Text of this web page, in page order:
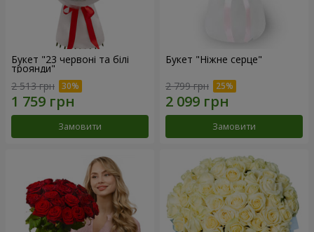
Букет "23 червоні та білі
троянди"
2 513 грн
Замовити
Букет "Ніжне серце"
2 799 грн
Замовити